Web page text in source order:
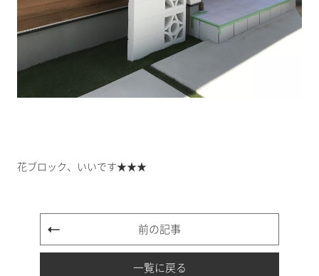
花ブロック、いいです★★★
前の記事
一覧に戻る